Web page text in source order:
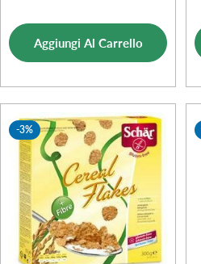
vendita
Aggiungi Al Carrello
-3%